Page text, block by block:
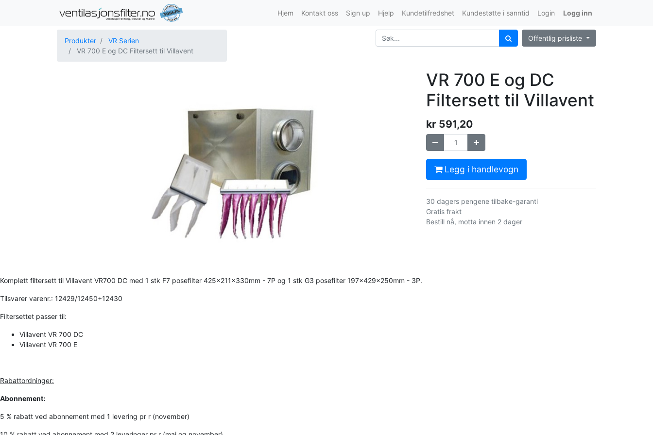
Hjem Kontakt oss Sign up Hjelp Kundetilfredshet Kundestøtte i sanntid Login Logg inn
Produkter
VR Serien
VR 700 E og DC Filtersett til Villavent
Offentlig prisliste
VR 700 E og DC
Filtersett til Villavent
kr 591,20
Legg i handlevogn
30 dagers pengene tilbake-garanti
Gratis frakt
Bestill nå, motta innen 2 dager
Komplett filtersett til Villavent VR700 DC med 1 stk F7 posefilter 425x211x330mm - 7P og 1 stk G3 posefilter 197x429x250mm - 3P.
Tilsvarer varenr.: 12429/12450+12430
Filtersettet passer til:
Villavent VR 700 DC
Villavent VR 700 E
Rabattordninger:
Abonnement:
5 % rabatt ved abonnement med 1 levering pr r (november)